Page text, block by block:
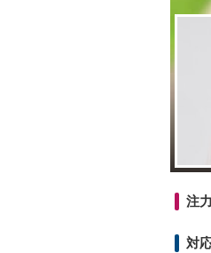
注
対